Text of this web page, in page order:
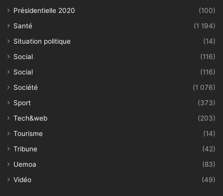
Présidentielle 2020
(100)
Santé
(1 194)
Situation politique
(14)
Social
(116)
Social
(116)
Société
(1 076)
Sport
(373)
Tech&web
(203)
Tourisme
(14)
Tribune
(42)
Uemoa
(83)
Vidéo
(49)